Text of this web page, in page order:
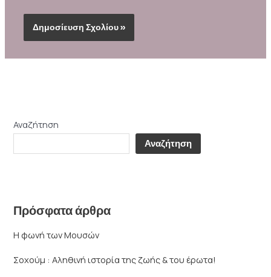
Αναζήτηση
Αναζήτηση
Πρόσφατα άρθρα
Η φωνή των Μουσών
Σοχούμ : Αληθινή ιστορία της ζωής & του έρωτα!